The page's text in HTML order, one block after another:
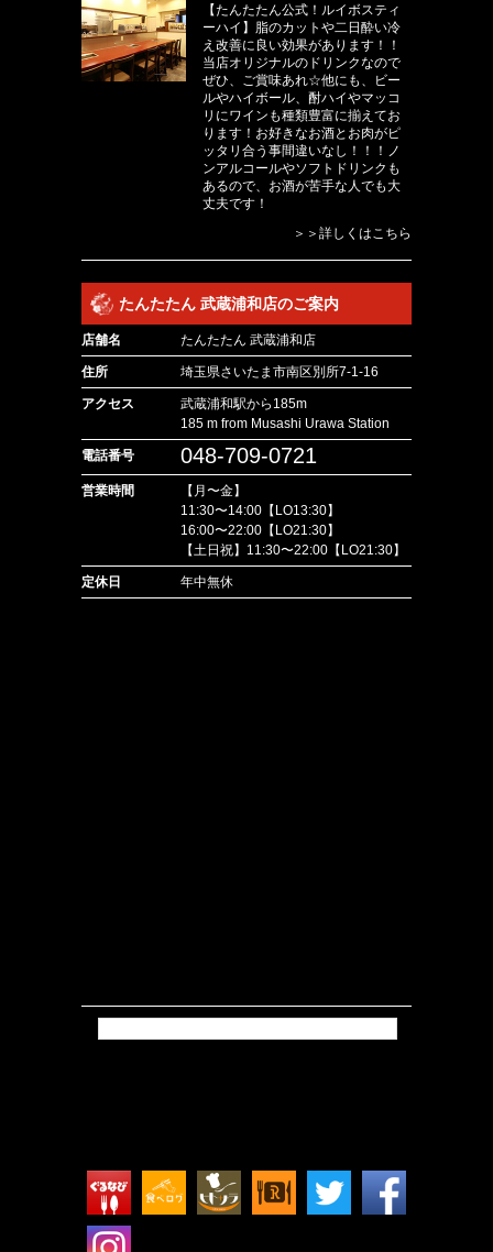
【たんたたん公式！ルイボスティ
ーハイ】脂のカットや二日酔い冷
え改善に良い効果があります！！
当店オリジナルのドリンクなので
ぜひ、ご賞味あれ☆他にも、ビー
ルやハイボール、酎ハイやマッコ
リにワインも種類豊富に揃えてお
ります！お好きなお酒とお肉がピ
ッタリ合う事間違いなし！！！ノ
ンアルコールやソフトドリンクも
あるので、お酒が苦手な人でも大
丈夫です！
＞＞詳しくはこちら
たんたたん 武蔵浦和店のご案内
店舗名 たんたたん 武蔵浦和店
住所 埼玉県さいたま市南区別所7-1-16
アクセス
武蔵浦和駅から185m
185 m from Musashi Urawa Station
電話番号 048-709-0721
営業時間
【月〜金】
11:30〜14:00【LO13:30】
16:00〜22:00【LO21:30】
【土日祝】11:30〜22:00【LO21:30】
定休日 年中無休